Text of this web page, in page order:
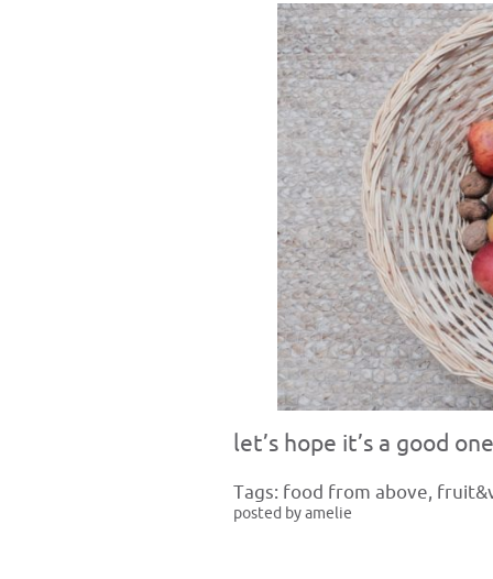
let’s hope it’s a good
Tags: food from above,
posted by amelie